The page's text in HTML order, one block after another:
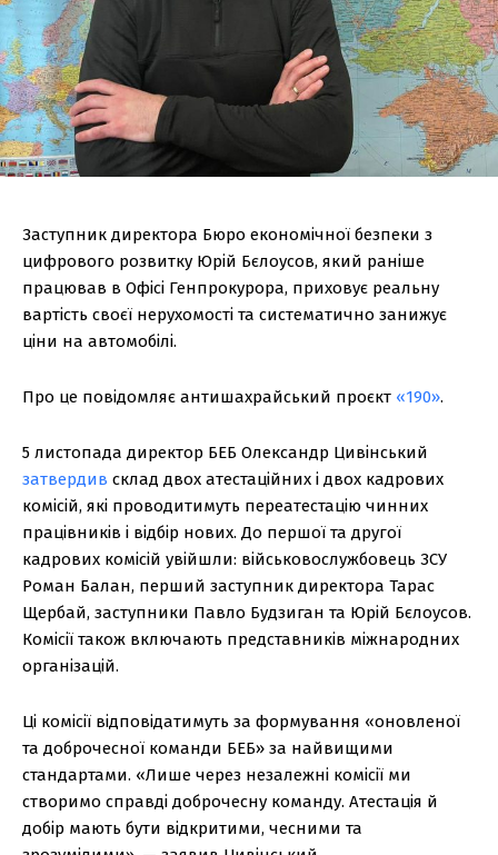
Заступник директора Бюро економічної безпеки з
цифрового розвитку Юрій Бєлоусов, який раніше
працював в Офісі Генпрокурора, приховує реальну
вартість своєї нерухомості та систематично занижує
ціни на автомобілі.
Про це повідомляє антишахрайський проєкт «190».
5 листопада директор БЕБ Олександр Цивінський
затвердив склад двох атестаційних і двох кадрових
комісій, які проводитимуть переатестацію чинних
працівників і відбір нових. До першої та другої
кадрових комісій увійшли: військовослужбовець ЗСУ
Роман Балан, перший заступник директора Тарас
Щербай, заступники Павло Будзиган та Юрій Бєлоусов.
Комісії також включають представників міжнародних
організацій.
Ці комісії відповідатимуть за формування «оновленої
та доброчесної команди БЕБ» за найвищими
стандартами. «Лише через незалежні комісії ми
створимо справді доброчесну команду. Атестація й
добір мають бути відкритими, чесними та